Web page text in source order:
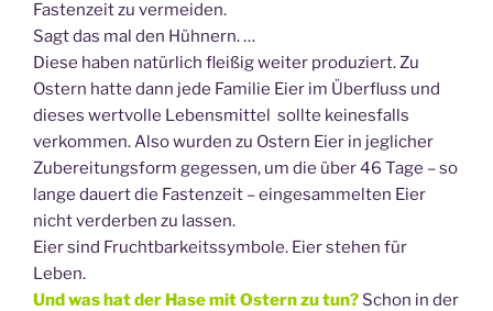
Fastenzeit zu vermeiden.
Sagt das mal den Hühnern. …
Diese haben natürlich fleißig weiter produziert. Zu
Ostern hatte dann jede Familie Eier im Überfluss und
dieses wertvolle Lebensmittel sollte keinesfalls
verkommen. Also wurden zu Ostern Eier in jeglicher
Zubereitungsform gegessen, um die über 46 Tage – so
lange dauert die Fastenzeit – eingesammelten Eier
nicht verderben zu lassen.
Eier sind Fruchtbarkeitssymbole. Eier stehen für
Leben.
Und was hat der Hase mit Ostern zu tun? Schon in der